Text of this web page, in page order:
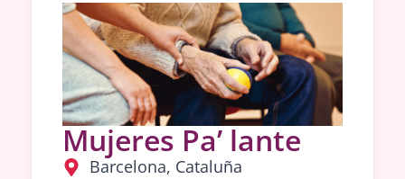
Mujeres Pa’ lante
Barcelona, Cataluña